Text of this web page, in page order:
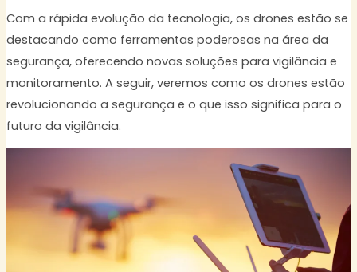
Com a rápida evolução da tecnologia, os drones estão se
destacando como ferramentas poderosas na área da
segurança, oferecendo novas soluções para vigilância e
monitoramento. A seguir, veremos como os drones estão
revolucionando a segurança e o que isso significa para o
futuro da vigilância.